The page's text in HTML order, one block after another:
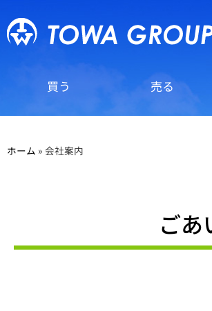
買う 売る
ホーム » 会社案内
ごあ